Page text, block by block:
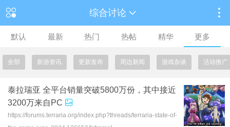
综合讨论
默认 最新 热门 热帖 精华 更多
全部 新游资讯 更新发布 周边新闻 游戏杂谈 活动推广
泰拉瑞亚 全平台销量突破5800万份，其中接近
3200万来自PC
https://forums.terraria.org/index.php?threads/terraria-state-of-